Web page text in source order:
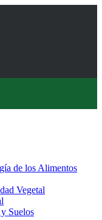
de los Alimentos
Vegetal
Suelos